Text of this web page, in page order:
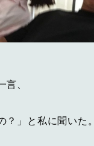
言、
？」と私に聞いた。